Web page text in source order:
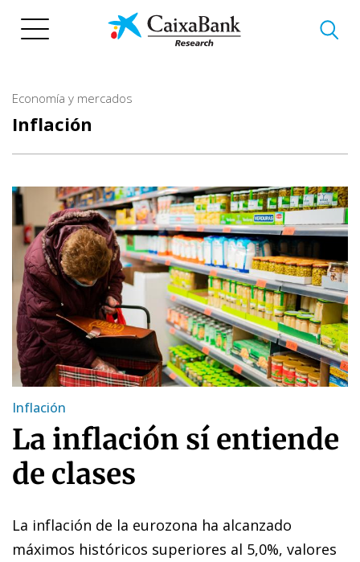
Economía y mercados
Inflación
Inflación
La inflación sí entiende
de clases
La inflación de la eurozona ha alcanzado
máximos históricos superiores al 5,0%, valores